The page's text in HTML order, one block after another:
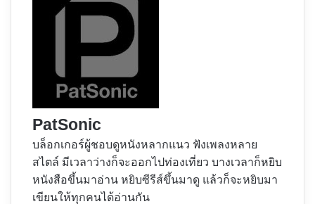
PatSonic
บล็อกเกอร์ผู้ชอบดูหนังหลากแนว ฟังเพลงหลาย
สไตล์ มีเวลาว่างก็จะออกไปท่องเที่ยว บางเวลาก็หยิบ
หนังสือขึ้นมาอ่าน หยิบซีรีส์ขึ้นมาดู แล้วก็จะหยิบมา
เขียนให้ทุกคนได้อ่านกัน